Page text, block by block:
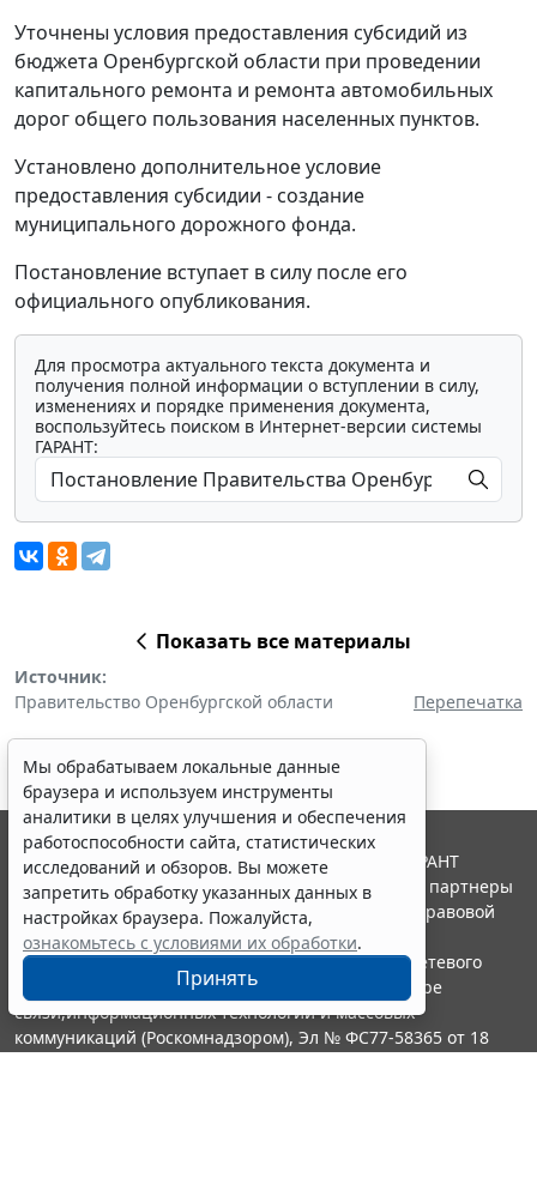
Уточнены условия предоставления субсидий из
бюджета Оренбургской области при проведении
капитального ремонта и ремонта автомобильных
дорог общего пользования населенных пунктов.
Установлено дополнительное условие
предоставления субсидии - создание
муниципального дорожного фонда.
Постановление вступает в силу после его
официального опубликования.
Для просмотра актуального текста документа и
получения полной информации о вступлении в силу,
изменениях и порядке применения документа,
воспользуйтесь поиском в Интернет-версии системы
ГАРАНТ:
Показать все материалы
Источник:
Правительство Оренбургской области
Перепечатка
Мы обрабатываем локальные данные
браузера и используем инструменты
аналитики в целях улучшения и обеспечения
работоспособности сайта, статистических
исследований и обзоров. Вы можете
запретить обработку указанных данных в
настройках браузера. Пожалуйста,
ознакомьтесь с условиями их обработки.
Принять
© ООО "НПП "ГАРАНТ-СЕРВИС", 2026. Система ГАРАНТ
выпускается с 1990 года. Компания "Гарант" и ее партнеры
являются участниками Российской ассоциации правовой
информации ГАРАНТ.
Портал ГАРАНТ.РУ зарегистрирован в качестве сетевого
издания Федеральной службой по надзору в сфере
связи,информационных технологий и массовых
коммуникаций (Роскомнадзором), Эл № ФС77-58365 от 18